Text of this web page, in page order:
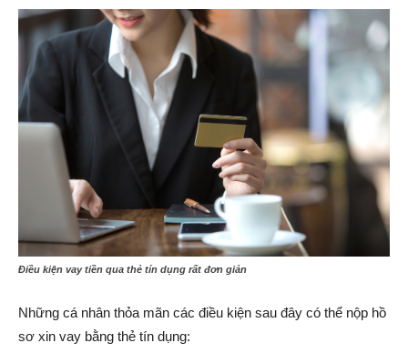
Điều kiện vay tiền qua thẻ tín dụng rất đơn giản
Những cá nhân thỏa mãn các điều kiện sau đây có thể nộp hồ
sơ xin vay bằng thẻ tín dụng: